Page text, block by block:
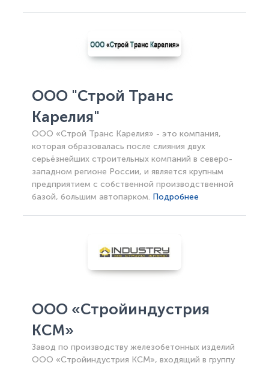
ООО "Строй Транс
Карелия"
ООО «Строй Транс Карелия» - это компания,
которая образовалась после слияния двух
серьёзнейших строительных компаний в северо-
западном регионе России, и является крупным
предприятием с собственной производственной
базой, большим автопарком. Подробнее
ООО «Стройиндустрия
КСМ»
Завод по производству железобетонных изделий
ООО «Стройиндустрия КСМ», входящий в группу